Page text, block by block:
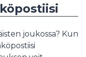
joukossa? Kun